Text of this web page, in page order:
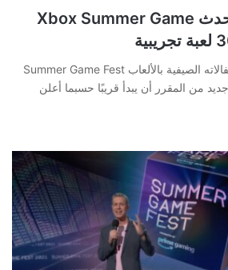
الاعلان عن حدث Xbox Summer Game
يواصل Xbox احتفالاته الصيفية بالألعاب Summer Game Fest
من المقرر أن يبدأ قريبًا حسبما أعلن